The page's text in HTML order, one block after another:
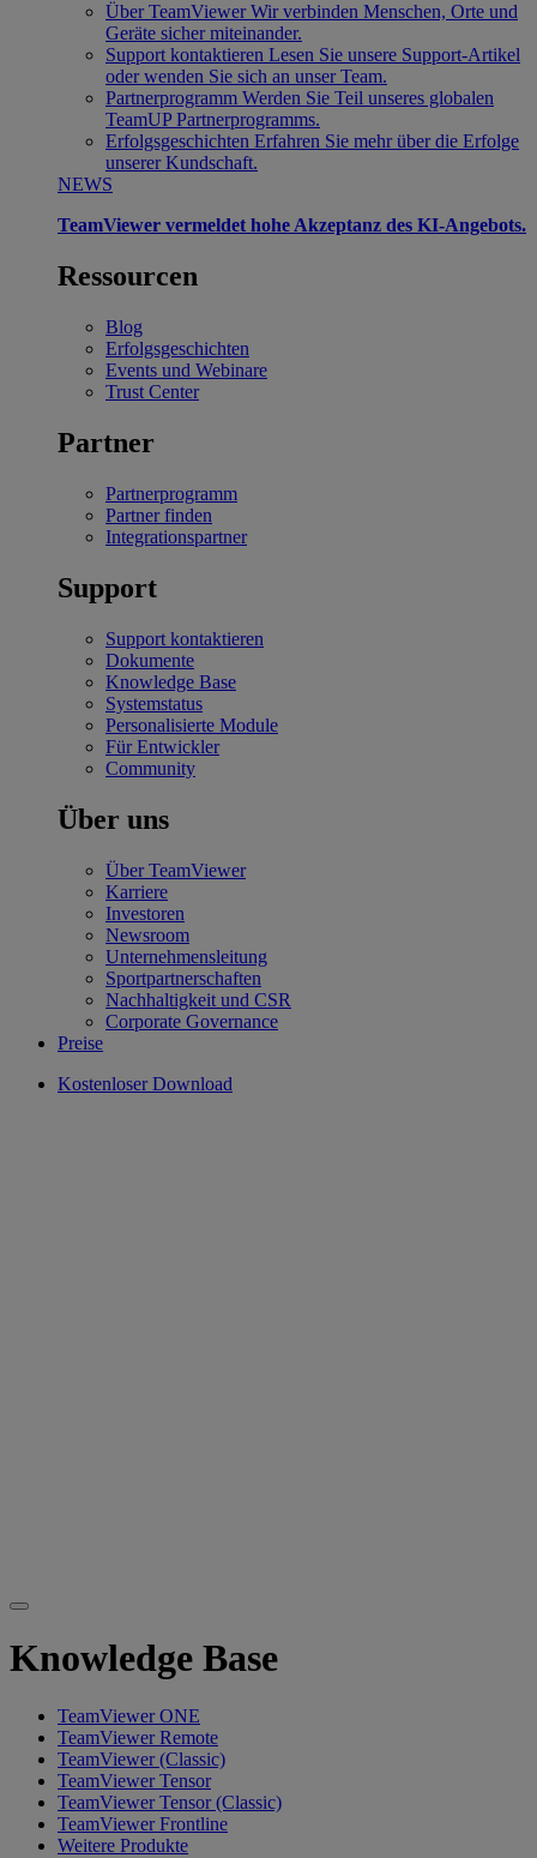
Über TeamViewer Wir verbinden Menschen, Orte und
Geräte sicher miteinander.
Support kontaktieren Lesen Sie unsere Support-Artikel
oder wenden Sie sich an unser Team.
Partnerprogramm Werden Sie Teil unseres globalen
TeamUP Partnerprogramms.
Erfolgsgeschichten Erfahren Sie mehr über die Erfolge
unserer Kundschaft.
NEWS
TeamViewer vermeldet hohe Akzeptanz des KI-Angebots.
Ressourcen
Blog
Erfolgsgeschichten
Events und Webinare
Trust Center
Partner
Partnerprogramm
Partner finden
Integrationspartner
Support
Support kontaktieren
Dokumente
Knowledge Base
Systemstatus
Personalisierte Module
Für Entwickler
Community
Über uns
Über TeamViewer
Karriere
Investoren
Newsroom
Unternehmensleitung
Sportpartnerschaften
Nachhaltigkeit und CSR
Corporate Governance
Preise
Kostenloser Download
Knowledge Base
TeamViewer ONE
TeamViewer Remote
TeamViewer (Classic)
TeamViewer Tensor
TeamViewer Tensor (Classic)
TeamViewer Frontline
Weitere Produkte